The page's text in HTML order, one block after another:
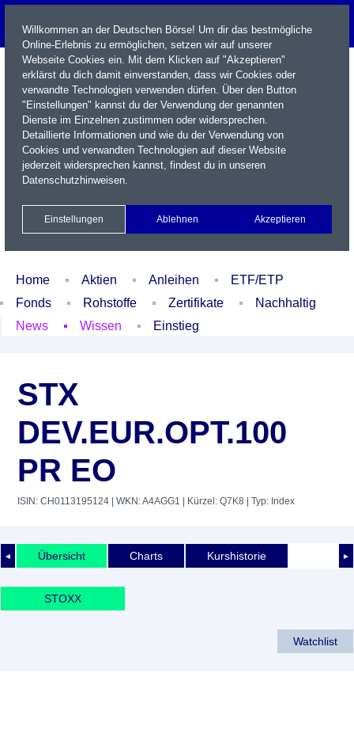
Name / WKN / ISIN / Kürzel
Xetra Realtime
Watchlist Portfolio Login
Home Aktien Anleihen
ETF/ETP
Fonds
Rohstoffe Zertifikate
Nachhaltig
News
Wissen Einstieg
STX
DEV.EUR.OPT.100
PR EO
ISIN: CH0113195124 | WKN: A4AGG1 | Kürzel: Q7K8 | Typ: Index
◄ ►
Übersicht Charts Kurshistorie
STOXX
Watchlist
Willkommen an der Deutschen Börse! Um dir das bestmögliche
Online-Erlebnis zu ermöglichen, setzen wir auf unserer
Webseite Cookies ein. Mit dem Klicken auf "Akzeptieren"
erklärst du dich damit einverstanden, dass wir Cookies oder
verwandte Technologien verwenden dürfen. Über den Button
"Einstellungen" kannst du der Verwendung der genannten
Dienste im Einzelnen zustimmen oder widersprechen.
Detaillierte Informationen und wie du der Verwendung von
Cookies und verwandten Technologien auf dieser Website
jederzeit widersprechen kannst, findest du in unseren
Datenschutzhinweisen.
Einstellungen Ablehnen Akzeptieren